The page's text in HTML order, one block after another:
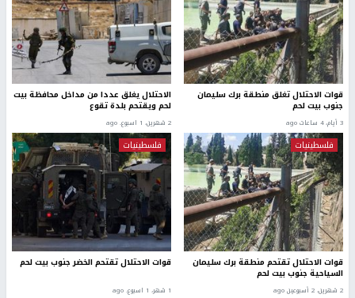
قوات الاحتلال تغلق منطقة برك سليمان
جنوب بيت لحم
3 أيام، 4 ساعات ago
الاحتلال يغلق عددا من مداخل محافظة بيت
لحم ويقتحم بلدة تقوع
2 شهرين، 1 اسبوع. ago
فلسطينيات
قوات الاحتلال تقتحم منطقة برك سليمان
السياحية جنوب بيت لحم
2 شهرين، 2 أسبوعين ago
فلسطينيات
قوات الاحتلال تقتحم الخضر جنوب بيت لحم
1 شهر، 1 اسبوع. ago